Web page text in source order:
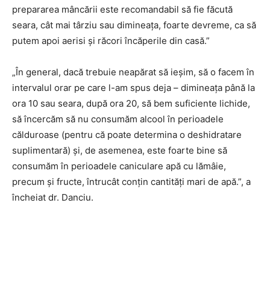
prepararea mâncării este recomandabil să fie făcută
seara, cât mai târziu sau dimineața, foarte devreme, ca să
putem apoi aerisi și răcori încăperile din casă.”
„În general, dacă trebuie neapărat să ieșim, să o facem în
intervalul orar pe care l-am spus deja – dimineața până la
ora 10 sau seara, după ora 20, să bem suficiente lichide,
să încercăm să nu consumăm alcool în perioadele
călduroase (pentru că poate determina o deshidratare
suplimentară) și, de asemenea, este foarte bine să
consumăm în perioadele caniculare apă cu lămâie,
precum și fructe, întrucât conțin cantități mari de apă.”, a
încheiat dr. Danciu.